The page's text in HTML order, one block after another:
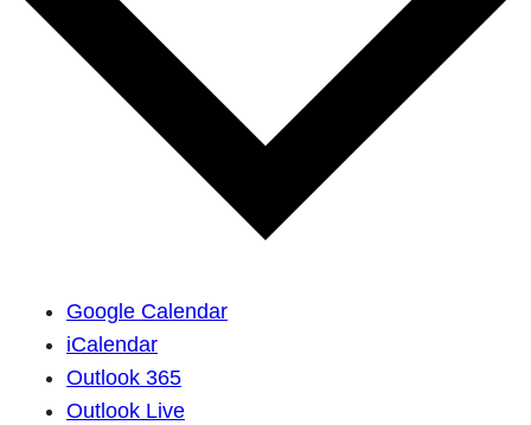
Google Calendar
iCalendar
Outlook 365
Outlook Live